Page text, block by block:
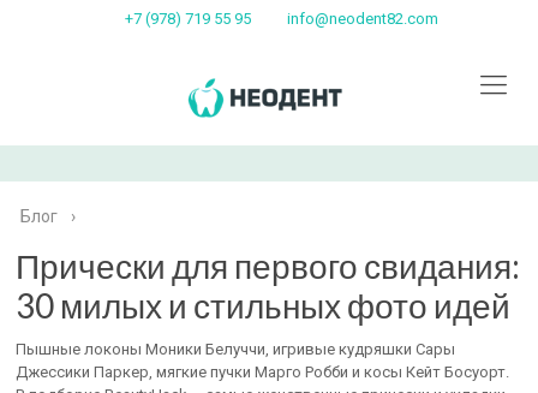
+7 (978) 719 55 95 info@neodent82.com
Блог ›
Прически для первого свидания:
30 милых и стильных фото идей
Пышные локоны Моники Белуччи, игривые кудряшки Сары
Джессики Паркер, мягкие пучки Марго Робби и косы Кейт Босуорт.